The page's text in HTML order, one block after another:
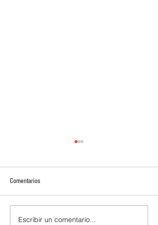
Una modificación de refrigeración
Comentarios
Escribir un comentario...